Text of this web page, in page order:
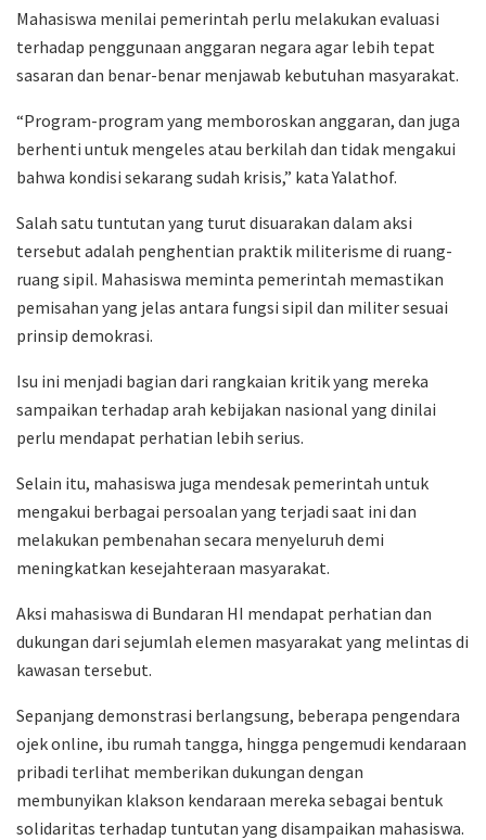
Mahasiswa menilai pemerintah perlu melakukan evaluasi
terhadap penggunaan anggaran negara agar lebih tepat
sasaran dan benar-benar menjawab kebutuhan masyarakat.
“Program-program yang memboroskan anggaran, dan juga
berhenti untuk mengeles atau berkilah dan tidak mengakui
bahwa kondisi sekarang sudah krisis,” kata Yalathof.
Salah satu tuntutan yang turut disuarakan dalam aksi
tersebut adalah penghentian praktik militerisme di ruang-
ruang sipil. Mahasiswa meminta pemerintah memastikan
pemisahan yang jelas antara fungsi sipil dan militer sesuai
prinsip demokrasi.
Isu ini menjadi bagian dari rangkaian kritik yang mereka
sampaikan terhadap arah kebijakan nasional yang dinilai
perlu mendapat perhatian lebih serius.
Selain itu, mahasiswa juga mendesak pemerintah untuk
mengakui berbagai persoalan yang terjadi saat ini dan
melakukan pembenahan secara menyeluruh demi
meningkatkan kesejahteraan masyarakat.
Aksi mahasiswa di Bundaran HI mendapat perhatian dan
dukungan dari sejumlah elemen masyarakat yang melintas di
kawasan tersebut.
Sepanjang demonstrasi berlangsung, beberapa pengendara
ojek online, ibu rumah tangga, hingga pengemudi kendaraan
pribadi terlihat memberikan dukungan dengan
membunyikan klakson kendaraan mereka sebagai bentuk
solidaritas terhadap tuntutan yang disampaikan mahasiswa.